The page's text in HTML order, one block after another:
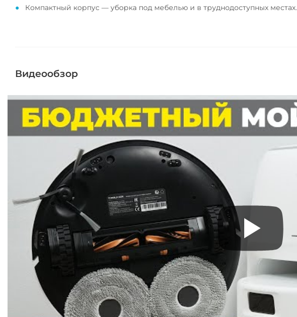
Компактный корпус — уборка под мебелью и в труднодоступных местах.
Видеообзор